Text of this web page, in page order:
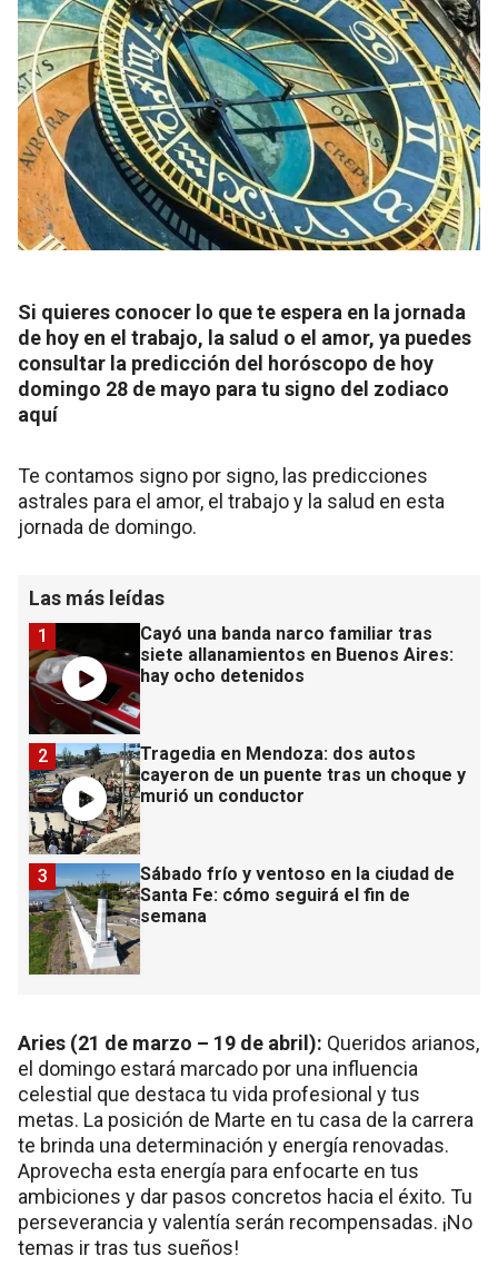
Si quieres conocer lo que te espera en la jornada
de hoy en el trabajo, la salud o el amor, ya puedes
consultar la predicción del horóscopo de hoy
domingo 28 de mayo para tu signo del zodiaco
aquí
Te contamos signo por signo, las predicciones
astrales para el amor, el trabajo y la salud en esta
jornada de domingo.
Las más leídas
Cayó una banda narco familiar tras
siete allanamientos en Buenos Aires:
hay ocho detenidos
1
Tragedia en Mendoza: dos autos
cayeron de un puente tras un choque y
murió un conductor
2
Sábado frío y ventoso en la ciudad de
Santa Fe: cómo seguirá el fin de
semana
3
Aries (21 de marzo – 19 de abril): Queridos arianos,
el domingo estará marcado por una influencia
celestial que destaca tu vida profesional y tus
metas. La posición de Marte en tu casa de la carrera
te brinda una determinación y energía renovadas.
Aprovecha esta energía para enfocarte en tus
ambiciones y dar pasos concretos hacia el éxito. Tu
perseverancia y valentía serán recompensadas. ¡No
temas ir tras tus sueños!